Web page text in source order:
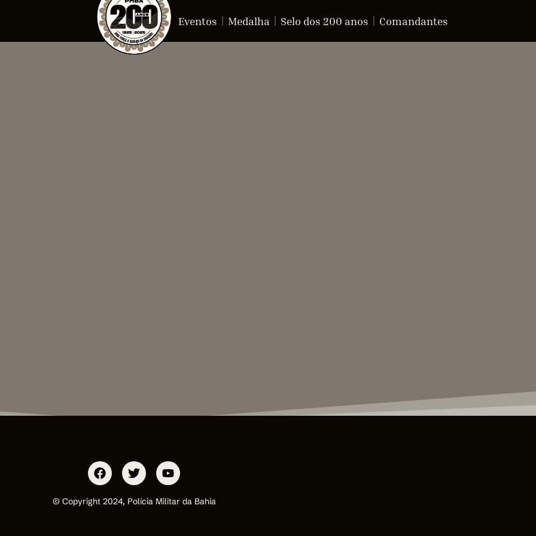
Eventos Medalha Selo dos 200 anos Comandantes
© Copyright 2024, Polícia Militar da Bahia